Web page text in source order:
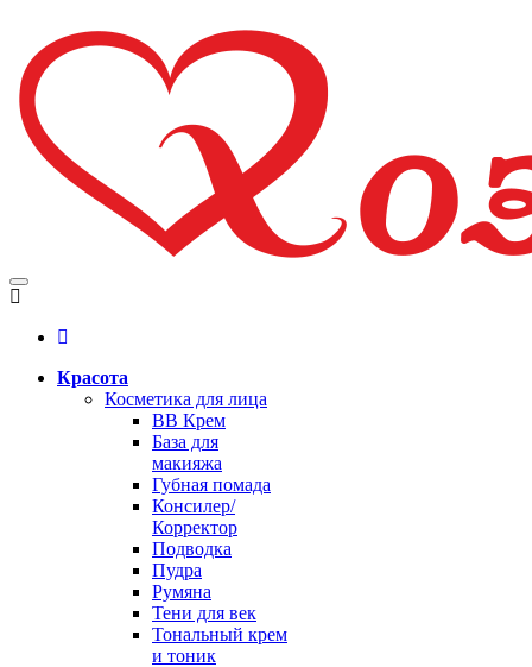
Красота
Косметика для лица
BB Крем
База для
макияжа
Губная помада
Консилер/
Корректор
Подводка
Пудра
Румяна
Тени для век
Тональный крем
и тоник